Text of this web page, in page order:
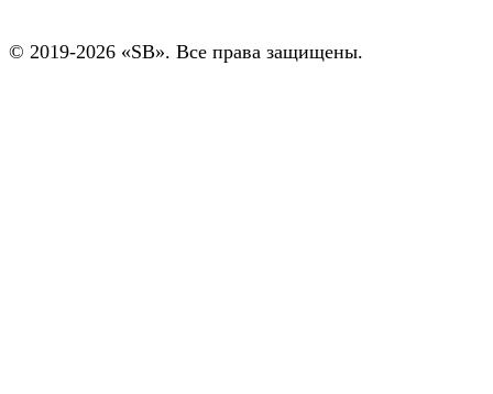
© 2019-2026 «SB». Все права защищены.